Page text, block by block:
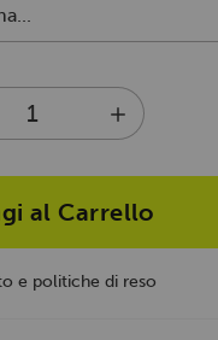
al Carrello
e politiche di reso